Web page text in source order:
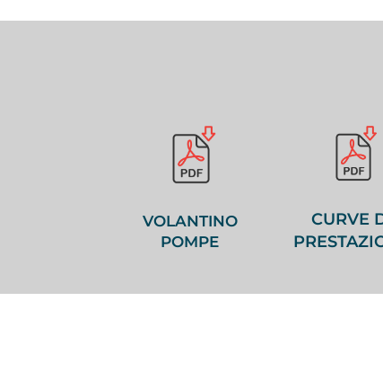
VOLANTINO
POMPE
CURVE